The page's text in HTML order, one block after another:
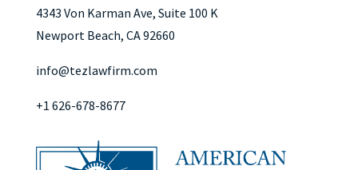
4343 Von Karman Ave, Suite 100 K
Newport Beach, CA 92660
info@tezlawfirm.com
+1 626-678-8677